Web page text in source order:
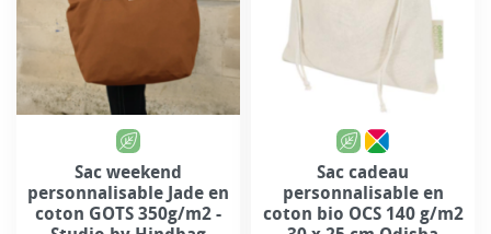
Sac weekend
personnalisable Jade en
coton GOTS 350g/m2 -
Sac cadeau
personnalisable en
coton bio OCS 140 g/m2